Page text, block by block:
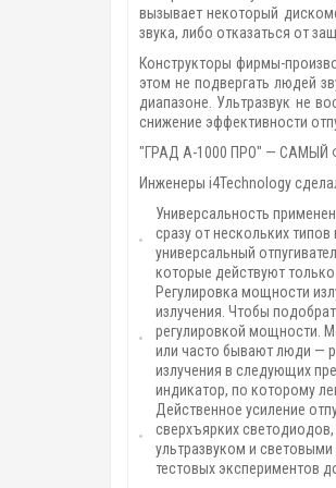
вызывает некоторый
звука, либо отказаться от
Конструкторы фирмы-
этом не подвергать людей
диапазоне. Ультразвук не
снижение эффективности
"ГРАД А-1000 ПРО" — САМЫЙ
Инженеры i4Technology
Универсальность
сразу от нескольких
универсальный
которые действуют
Регулировка мощности
излучения. Чтобы
регулировкой мощности.
или часто бывают люди —
излучения в следующих
индикатор, по которому
Действенное усиление
сверхъярких
ультразвуком и
тестовых экспериментов